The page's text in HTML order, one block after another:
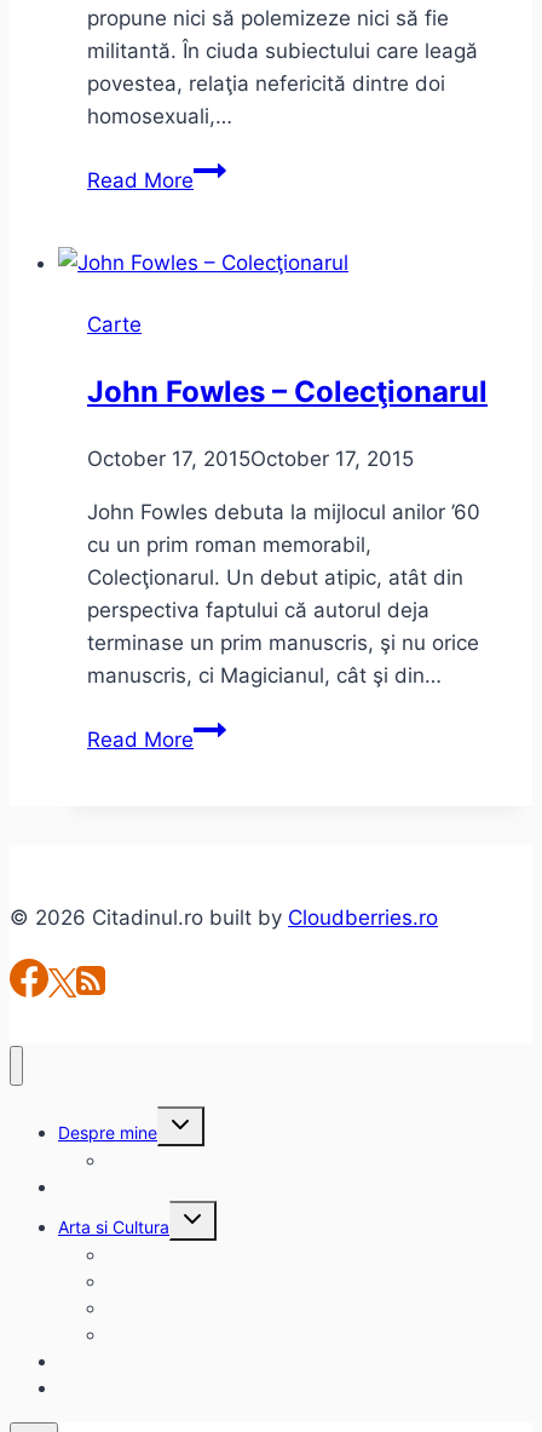
propune nici să polemizeze nici să fie
militantă. În ciuda subiectului care leagă
povestea, relaţia nefericită dintre doi
homosexuali,…
Read MoreAdrian
Soldaţii.
Carte
John Fowles – Colecţionarul
October 17, 2015October 17, 2015
John Fowles debuta la mijlocul anilor ’60
cu un prim roman memorabil,
Colecţionarul. Un debut atipic, atât din
perspectiva faptului că autorul deja
terminase un prim manuscris, şi nu orice
manuscris, ci Magicianul, cât şi din…
Read MoreJohn
© 2026 Citadinul.ro built by Cloudberries.ro
Despre mine
Toggle
Arta si Cultura
Toggle